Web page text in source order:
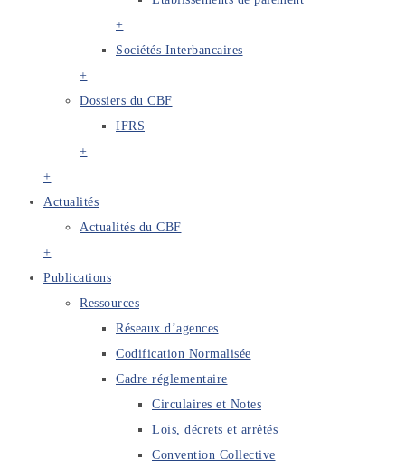
+
Sociétés Interbancaires
+
Dossiers du CBF
IFRS
+
+
Actualités
Actualités du CBF
+
Publications
Ressources
Réseaux d’agences
Codification Normalisée
Cadre réglementaire
Circulaires et Notes
Lois, décrets et arrêtés
Convention Collective